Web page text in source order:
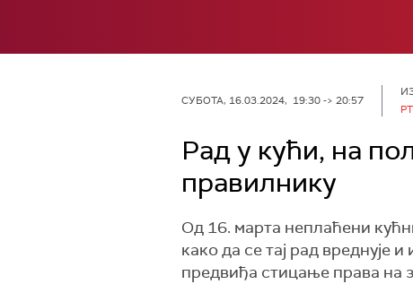
СУБОТА, 16.03.2024, 19:30 -> 20:57
Рад у кући, на
правилнику
Од 16. марта неплаћени
како да се тај рад вреднује
предвиђа стицање права на